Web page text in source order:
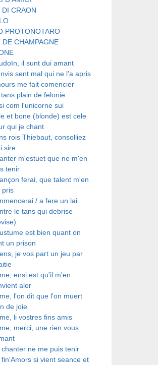
CRAON
PROTONOTARO
DE CHAMPAGNE
il sunt dui amant
sent mal qui ne l'a apris
me fait comencier
plain de felonie
com l'unicorne sui
et bone (blonde) est cele
qui je chant
rois Thiebaut, consolliez
sire
m'estuet que ne m'en
tenir
ferai, que talent m'en
pris
/ a fere un lai
le tans qui debrise
est bien quant on
un prison
je vos part un jeu par
ensi est qu'il m'en
aler
l'on dit que l'on muert
de joie
li vostres fins amis
merci, une rien vous
chanter ne me puis tenir
fin'Amors si vient seance et